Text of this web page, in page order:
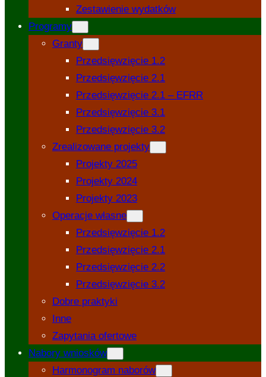
Zestawienie wydatków
Programy
Granty
Przedsięwzięcie 1.2
Przedsięwzięcie 2.1
Przedsięwzięcie 2.1 – EFRR
Przedsięwzięcie 3.1
Przedsięwzięcie 3.2
Zrealizowane projekty
Projekty 2025
Projekty 2024
Projekty 2023
Operacje własne
Przedsięwzięcie 1.2
Przedsięwzięcie 2.1
Przedsięwzięcie 2.2
Przedsięwzięcie 3.2
Dobre praktyki
Inne
Zapytania ofertowe
Nabory wniosków
Harmonogram naborów